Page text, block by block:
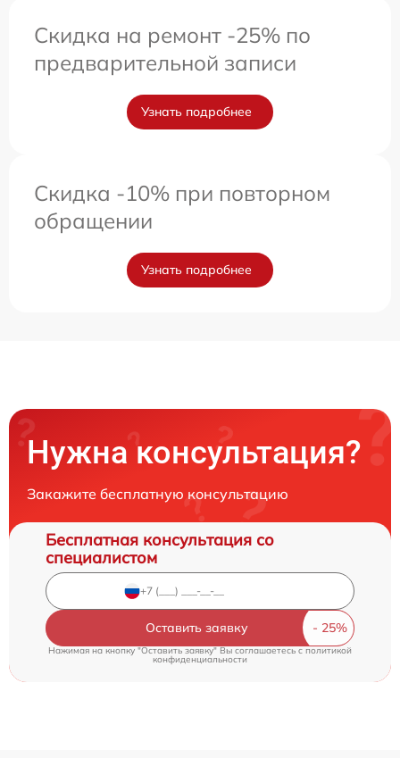
Скидка на ремонт -25% по
предварительной записи
Узнать подробнее
Скидка -10% при повторном
обращении
Узнать подробнее
Нужна консультация?
Закажите бесплатную консультацию
Бесплатная консультация со
специалистом
Оставить заявку
Нажимая на кнопку "Оставить заявку" Вы соглашаетесь cполитикой
конфиденциальности